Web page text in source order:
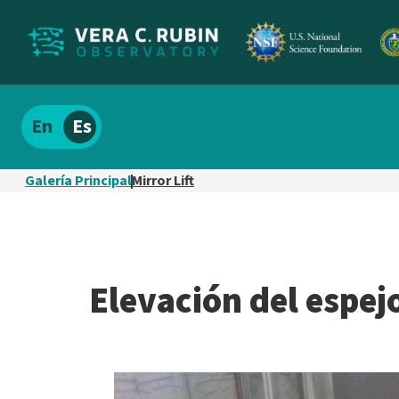
Localizar
el
contenido
Español
Galería PrincipalMirror Lift
Elevación del